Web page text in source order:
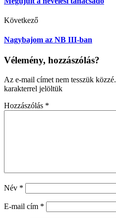
Következő
Nagybajom az NB III-ban
Vélemény, hozzászólás?
Az e-mail címet nem tesszük közzé.
karakterrel jelöltük
Hozzászólás *
Név *
E-mail cím *